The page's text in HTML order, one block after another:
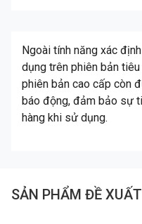
Ngoài tính năng xác
dụng trên phiên bản
phiên bản cao cấp còn
báo động, đảm bảo sự
hàng khi sử dụng.
SẢN PHẨM ĐỀ XUẤT